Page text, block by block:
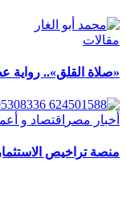
مقالات
«صلاة القلق».. رواية
أخبار مصر اقتصاد و
منصة تراخيص